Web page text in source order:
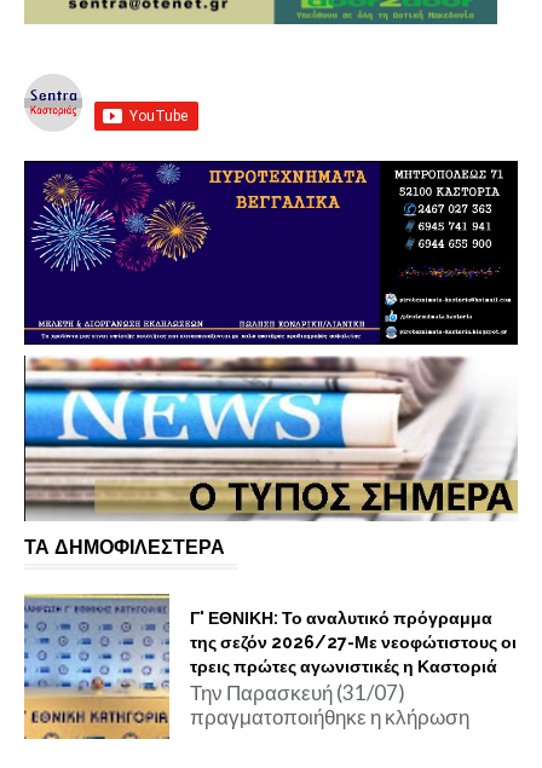
ΤΑ ΔΗΜΟΦΙΛΕΣΤΕΡΑ
Γ' ΕΘΝΙΚΗ: Το αναλυτικό πρόγραμμα
της σεζόν 2026/27-Με νεοφώτιστους οι
τρεις πρώτες αγωνιστικές η Καστοριά
Την Παρασκευή (31/07)
πραγματοποιήθηκε η κλήρωση